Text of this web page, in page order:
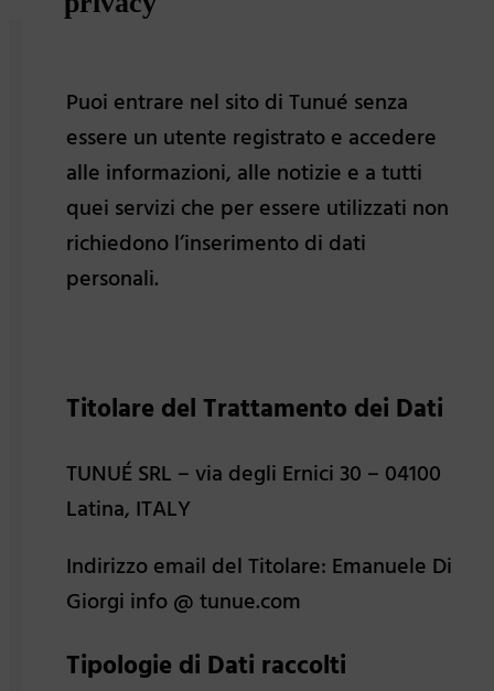
Puoi entrare nel sito di Tunué senza
essere un utente registrato e accedere
alle informazioni, alle notizie e a tutti
quei servizi che per essere utilizzati non
richiedono l’inserimento di dati
personali.
Titolare del Trattamento dei Dati
TUNUÉ SRL – via degli Ernici 30 – 04100
Latina, ITALY
Indirizzo email del Titolare: Emanuele Di
Giorgi info @ tunue.com
Tipologie di Dati raccolti